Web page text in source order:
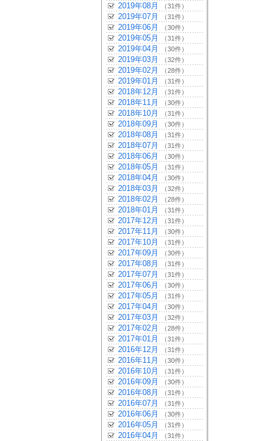
2019年08月 （31件）
2019年07月 （31件）
2019年06月 （30件）
2019年05月 （31件）
2019年04月 （30件）
2019年03月 （32件）
2019年02月 （28件）
2019年01月 （31件）
2018年12月 （31件）
2018年11月 （30件）
2018年10月 （31件）
2018年09月 （30件）
2018年08月 （31件）
2018年07月 （31件）
2018年06月 （30件）
2018年05月 （31件）
2018年04月 （30件）
2018年03月 （32件）
2018年02月 （28件）
2018年01月 （31件）
2017年12月 （31件）
2017年11月 （30件）
2017年10月 （31件）
2017年09月 （30件）
2017年08月 （31件）
2017年07月 （31件）
2017年06月 （30件）
2017年05月 （31件）
2017年04月 （30件）
2017年03月 （32件）
2017年02月 （28件）
2017年01月 （31件）
2016年12月 （31件）
2016年11月 （30件）
2016年10月 （31件）
2016年09月 （30件）
2016年08月 （31件）
2016年07月 （31件）
2016年06月 （30件）
2016年05月 （31件）
2016年04月 （31件）